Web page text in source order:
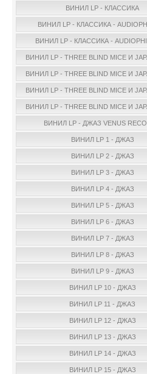
ВИНИЛ LP - КЛАССИКА
ВИНИЛ LP - КЛАССИКА -
ВИНИЛ LP - КЛАССИКА -
ВИНИЛ LP - THREE BLIND MICE И
ВИНИЛ LP - THREE BLIND MICE И
ВИНИЛ LP - THREE BLIND MICE И
ВИНИЛ LP - THREE BLIND MICE И
ВИНИЛ LP - ДЖАЗ VENUS
ВИНИЛ LP 1 - ДЖАЗ
ВИНИЛ LP 2 - ДЖАЗ
ВИНИЛ LP 3 - ДЖАЗ
ВИНИЛ LP 4 - ДЖАЗ
ВИНИЛ LP 5 - ДЖАЗ
ВИНИЛ LP 6 - ДЖАЗ
ВИНИЛ LP 7 - ДЖАЗ
ВИНИЛ LP 8 - ДЖАЗ
ВИНИЛ LP 9 - ДЖАЗ
ВИНИЛ LP 10 - ДЖАЗ
ВИНИЛ LP 11 - ДЖАЗ
ВИНИЛ LP 12 - ДЖАЗ
ВИНИЛ LP 13 - ДЖАЗ
ВИНИЛ LP 14 - ДЖАЗ
ВИНИЛ LP 15 - ДЖАЗ